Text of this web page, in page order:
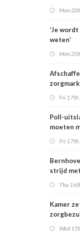
Mon
‘Je
weten’
Mon
Fri 17th
Poll-
moeten
Fri 17th
strijd
Thu
Kamer
Wed